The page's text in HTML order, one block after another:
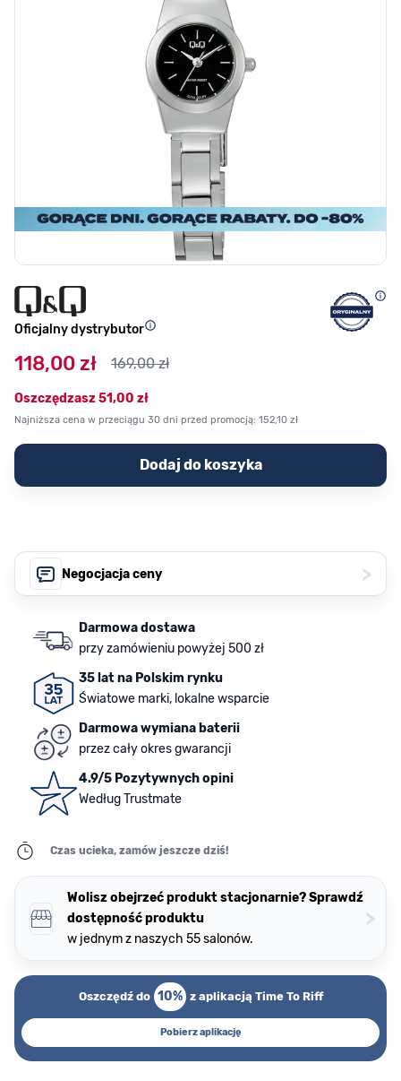
Oficjalny dystrybutor
118,00 zł 169,00 zł
Oszczędzasz51,00 zł
Najniższa cena w przeciągu 30 dni przed promocją: 152,10 zł
Dodaj do koszyka
Negocjacja ceny >
Darmowa dostawa
przy zamówieniu powyżej 500 zł
35 lat na Polskim rynku
Światowe marki, lokalne wsparcie
Darmowa wymiana baterii
przez cały okres gwarancji
4.9/5 Pozytywnych opini
Według Trustmate
Czas ucieka, zamów jeszcze dziś!
Wolisz obejrzeć produkt stacjonarnie? Sprawdź
dostępność produktu
w jednym z naszych 55 salonów.
>
Oszczędź do 10% z aplikacją Time To Riff
Pobierz aplikację